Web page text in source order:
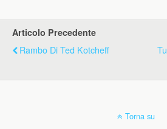
Articolo Precedente
Rambo Di Ted Kotcheff
Torna su